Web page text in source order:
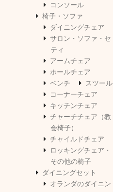
コンソール
椅子・ソファ
ダイニングチェア
サロン・ソファ・セ
ティ
アームチェア
ホールチェア
ベンチ
スツール
コーナーチェア
キッチンチェア
チャーチチェア（教
会椅子）
チャイルドチェア
ロッキングチェア・
その他の椅子
ダイニングセット
オランダのダイニン